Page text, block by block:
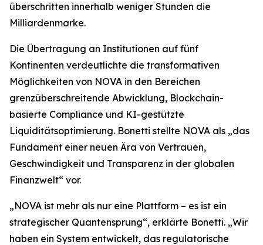
überschritten innerhalb weniger Stunden die
Milliardenmarke.
Die Übertragung an Institutionen auf fünf
Kontinenten verdeutlichte die transformativen
Möglichkeiten von NOVA in den Bereichen
grenzüberschreitende Abwicklung, Blockchain-
basierte Compliance und KI-gestützte
Liquiditätsoptimierung. Bonetti stellte NOVA als „das
Fundament einer neuen Ära von Vertrauen,
Geschwindigkeit und Transparenz in der globalen
Finanzwelt“ vor.
„NOVA ist mehr als nur eine Plattform – es ist ein
strategischer Quantensprung“, erklärte Bonetti. „Wir
haben ein System entwickelt, das regulatorische